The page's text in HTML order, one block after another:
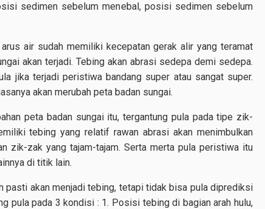
sedimen sebelum menebal, posisi sedimen sebelum
air sudah memiliki kecepatan gerak alir yang teramat
akan terjadi. Tebing akan abrasi sedepa demi sedepa.
jika terjadi peristiwa bandang super atau sangat super.
akan merubah peta badan sungai.
peta badan sungai itu, tergantung pula pada tipe zik-
tebing yang relatif rawan abrasi akan menimbulkan
zik-zak yang tajam-tajam. Serta merta pula peristiwa itu
di titik lain.
pasti akan menjadi tebing, tetapi tidak bisa pula diprediksi
pula pada 3 kondisi : 1. Posisi tebing di bagian arah hulu,